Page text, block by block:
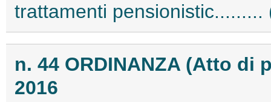
trattamenti pensionistic.........
n. 44 ORDINANZA (Atto di
2016